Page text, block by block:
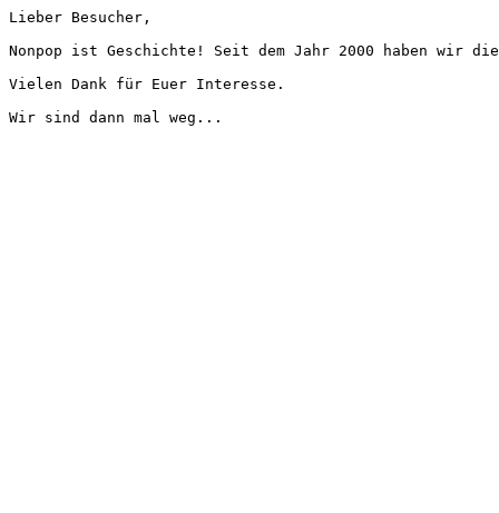
Lieber Besucher,
Nonpop ist Geschichte! Seit dem Jahr 2000 haben wir
Vielen Dank für Euer Interesse.
Wir sind dann mal weg...